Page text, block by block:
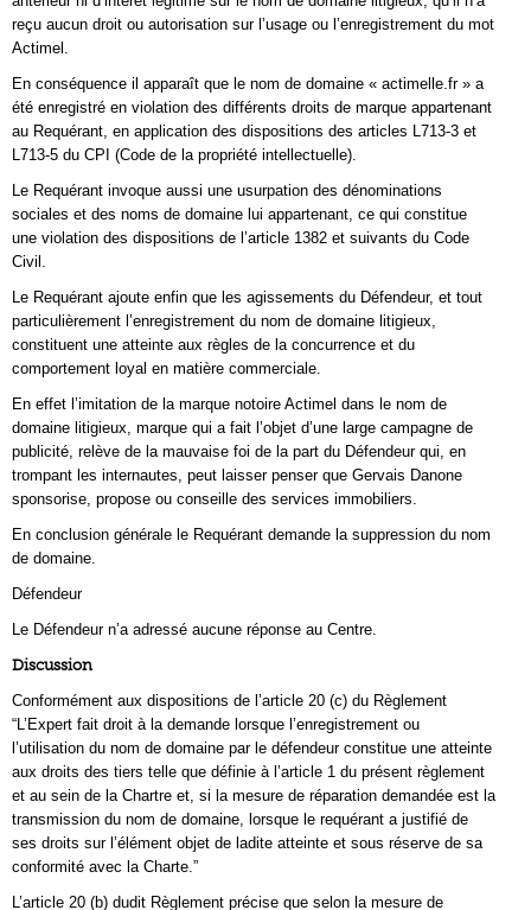
reçu aucun droit ou autorisation sur l’usage ou l’enregistrement du mot
Actimel.
En conséquence il apparaît que le nom de domaine « actimelle.fr » a
été enregistré en violation des différents droits de marque appartenant
au Requérant, en application des dispositions des articles L713-3 et
L713-5 du CPI (Code de la propriété intellectuelle).
Le Requérant invoque aussi une usurpation des dénominations
sociales et des noms de domaine lui appartenant, ce qui constitue
une violation des dispositions de l’article 1382 et suivants du Code
Civil.
Le Requérant ajoute enfin que les agissements du Défendeur, et tout
particulièrement l’enregistrement du nom de domaine litigieux,
constituent une atteinte aux règles de la concurrence et du
comportement loyal en matière commerciale.
En effet l’imitation de la marque notoire Actimel dans le nom de
domaine litigieux, marque qui a fait l’objet d’une large campagne de
publicité, relève de la mauvaise foi de la part du Défendeur qui, en
trompant les internautes, peut laisser penser que Gervais Danone
sponsorise, propose ou conseille des services immobiliers.
En conclusion générale le Requérant demande la suppression du nom
de domaine.
Défendeur
Le Défendeur n’a adressé aucune réponse au Centre.
Discussion
Conformément aux dispositions de l’article 20 (c) du Règlement
“L’Expert fait droit à la demande lorsque l’enregistrement ou
l’utilisation du nom de domaine par le défendeur constitue une atteinte
aux droits des tiers telle que définie à l’article 1 du présent règlement
et au sein de la Chartre et, si la mesure de réparation demandée est la
transmission du nom de domaine, lorsque le requérant a justifié de
ses droits sur l’élément objet de ladite atteinte et sous réserve de sa
conformité avec la Charte.”
L’article 20 (b) dudit Règlement précise que selon la mesure de